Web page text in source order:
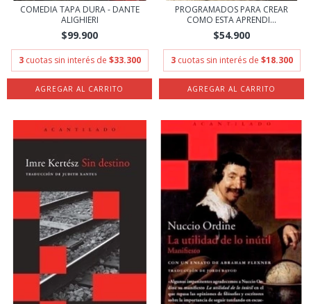
COMEDIA TAPA DURA - DANTE
ALIGHIERI
$99.900
3 cuotas sin interés de $33.300
PROGRAMADOS PARA CREAR
COMO ESTA APRENDI...
$54.900
3 cuotas sin interés de $18.300